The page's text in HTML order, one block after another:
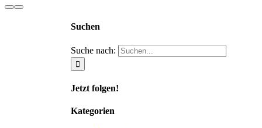
Suchen
Suche nach:
Jetzt folgen!
Kategorien